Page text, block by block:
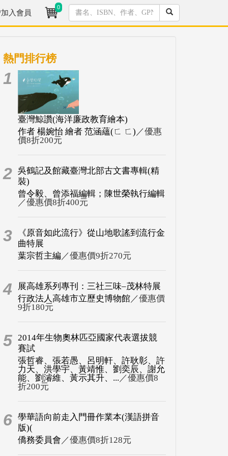
入會員
0
熱門排行榜
1
臺灣鯨讚(海洋廉政教育繪本)
作者 楊婉怡 繪者 范涵蘊(ㄈ ㄈ) ／優惠
價8折200元
2 吳鶴記及館藏臺灣北部古文書專輯(精
裝)
曾令毅、曾添福編輯；陳世榮執行編輯
／優惠價8折400元
3
《原音如此流行》從山地歌謠到流行金
曲特展
葉宗哲主編 ／優惠價9折270元
4
展高雄系列專刊：三社三味–茂林特展
行政法人高雄市立歷史博物館／優惠價
9折180元
5 2014年生物奧林匹亞國家代表選拔競
賽試
張哲睿、張若愚、呂明軒、許耿彰、許
力天、洪學宇、黃靖惟、劉奕辰、謝允
能、劉濬維、黃示其升、... ／優惠價8
折200元
6 學華語向前走入門冊作業本(漢語拼音
版)(
僑務委員會 ／優惠價8折128元